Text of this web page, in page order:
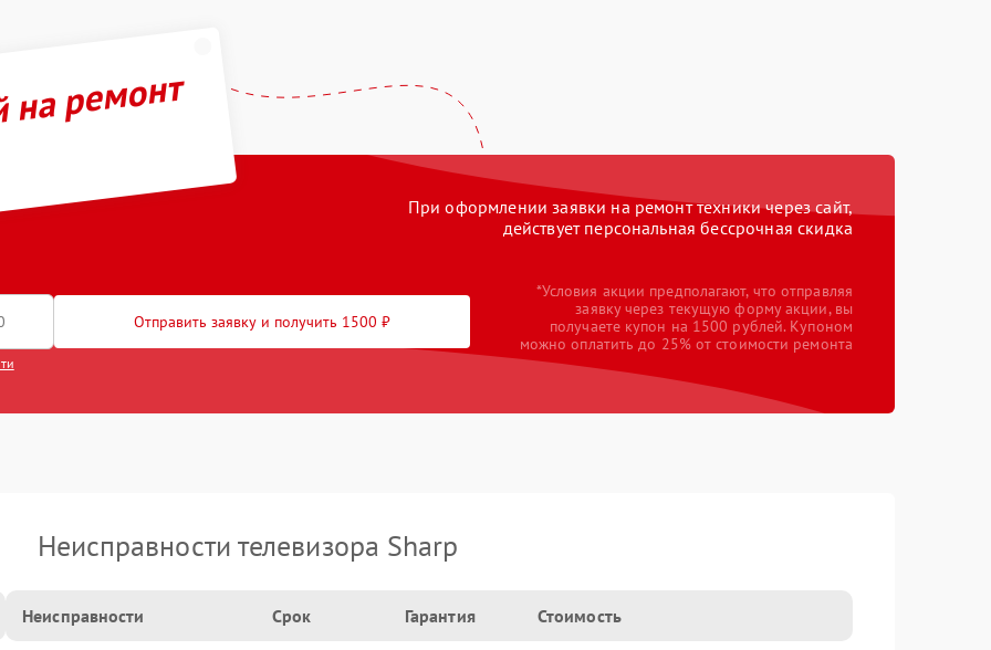
ремонт
При оформлении заявки на ремонт техники через сайт,
действует персональная бессрочная скидка
Отправить заявку и получить 1500 ₽
*Условия акции предполагают, что отправляя
заявку через текущую форму акции, вы
получаете купон на 1500 рублей. Купоном
можно оплатить до 25% от стоимости ремонта
Неисправности телевизора Sharp
Неисправности Срок Гарантия Стоимость